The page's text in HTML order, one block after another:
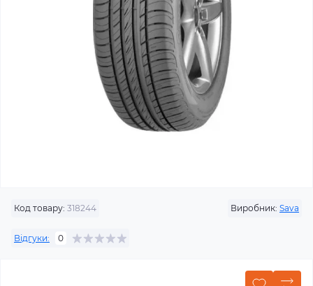
Код товару: 318244 Виробник: Sava
Відгуки: 0